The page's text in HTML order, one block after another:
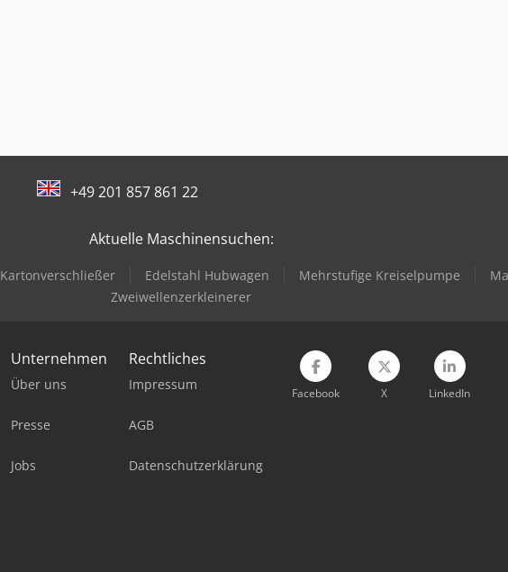
+49 201 857 861 22
Aktuelle Maschinensuchen:
Kartonverschließer Edelstahl Hubwagen Mehrstufige Kreiselpumpe
Zweiwellenzerkleinerer
Unternehmen
Über uns
Presse
Jobs
Rechtliches
Impressum
AGB
Datenschutzerklärung
Facebook X LinkedIn